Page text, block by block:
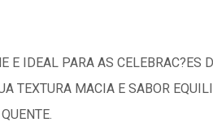
E IDEAL PARA AS
TEXTURA MACIA E SABOR